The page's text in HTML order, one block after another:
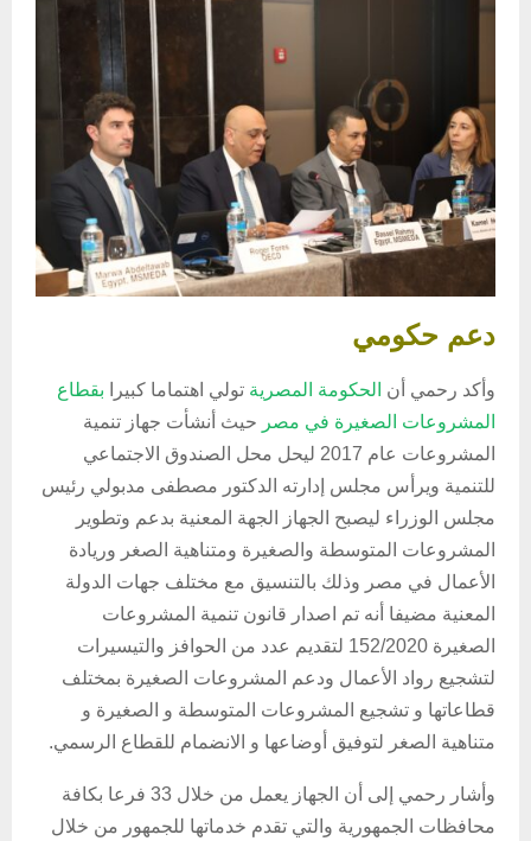
دعم حكومي
وأكد رحمي أن الحكومة المصرية تولي اهتماما كبيرا بقطاع
المشروعات الصغيرة في مصر حيث أنشأت جهاز تنمية
المشروعات عام 2017 ليحل محل الصندوق الاجتماعي
للتنمية ويرأس مجلس إدارته الدكتور مصطفى مدبولي رئيس
مجلس الوزراء ليصبح الجهاز الجهة المعنية بدعم وتطوير
المشروعات المتوسطة والصغيرة ومتناهية الصغر وريادة
الأعمال في مصر وذلك بالتنسيق مع مختلف جهات الدولة
المعنية مضيفا أنه تم اصدار قانون تنمية المشروعات
الصغيرة 152/2020 لتقديم عدد من الحوافز والتيسيرات
لتشجيع رواد الأعمال ودعم المشروعات الصغيرة بمختلف
قطاعاتها و تشجيع المشروعات المتوسطة و الصغيرة و
متناهية الصغر لتوفيق أوضاعها و الانضمام للقطاع الرسمي.
وأشار رحمي إلى أن الجهاز يعمل من خلال 33 فرعا بكافة
محافظات الجمهورية والتي تقدم خدماتها للجمهور من خلال